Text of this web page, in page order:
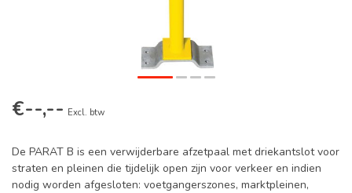
€--,-- Excl. btw
De PARAT B is een verwijderbare afzetpaal met driekantslot voor
straten en pleinen die tijdelijk open zijn voor verkeer en indien
nodig worden afgesloten: voetgangerszones, marktpleinen,